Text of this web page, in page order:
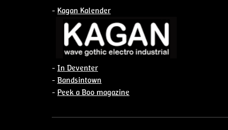
- Kagan Kalender
- In Deventer
- Bandsintown
- Peek a Boo magazine